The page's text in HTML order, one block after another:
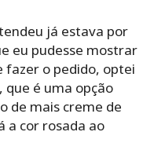
já estava por
eu pudesse mostrar
fazer o pedido, optei
que é uma opção
de mais creme de
a cor rosada ao